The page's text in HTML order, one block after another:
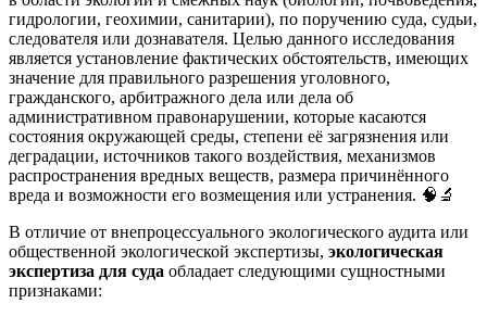
гидрологии, геохимии, санитарии), по поручению суда, судьи,
следователя или дознавателя. Целью данного исследования
является установление фактических обстоятельств, имеющих
значение для правильного разрешения уголовного,
гражданского, арбитражного дела или дела об
административном правонарушении, которые касаются
состояния окружающей среды, степени её загрязнения или
деградации, источников такого воздействия, механизмов
распространения вредных веществ, размера причинённого
вреда и возможности его возмещения или устранения. 🧠🔬
В отличие от внепроцессуального экологического аудита или
общественной экологической экспертизы, экологическая
экспертиза для суда обладает следующими сущностными
признаками: